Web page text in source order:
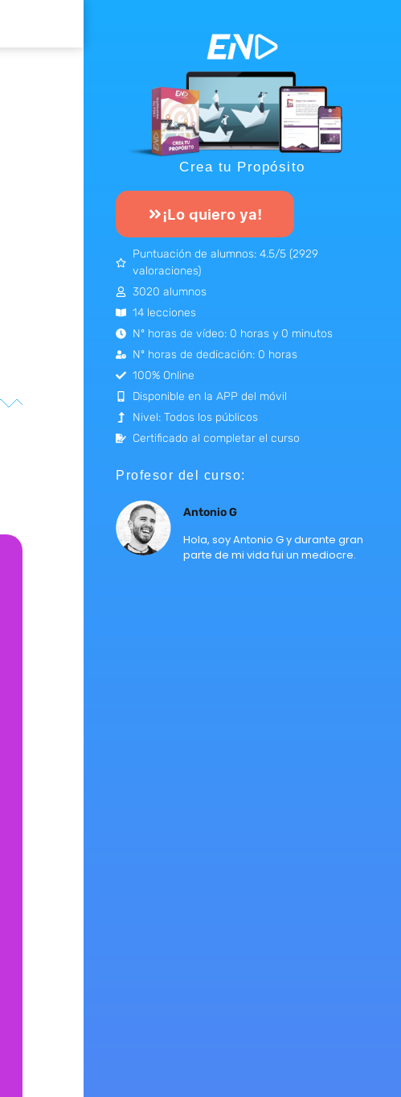
Crea tu Propósito
¡Lo quiero ya!
Puntuación de alumnos: 4.5/5 (2929
valoraciones)
3020 alumnos
14 lecciones
Nº horas de vídeo: 0 horas y 0 minutos
Nº horas de dedicación: 0 horas
100% Online
Disponible en la APP del móvil
Nivel: Todos los públicos
Certificado al completar el curso
Profesor del curso:
Antonio G
Hola, soy Antonio G y durante gran
parte de mi vida fui un mediocre.